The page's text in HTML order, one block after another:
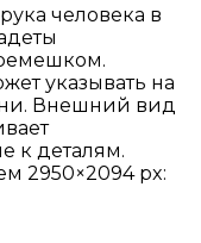
человека в
указывать на
Внешний вид
к деталям.
2950×2094 px: